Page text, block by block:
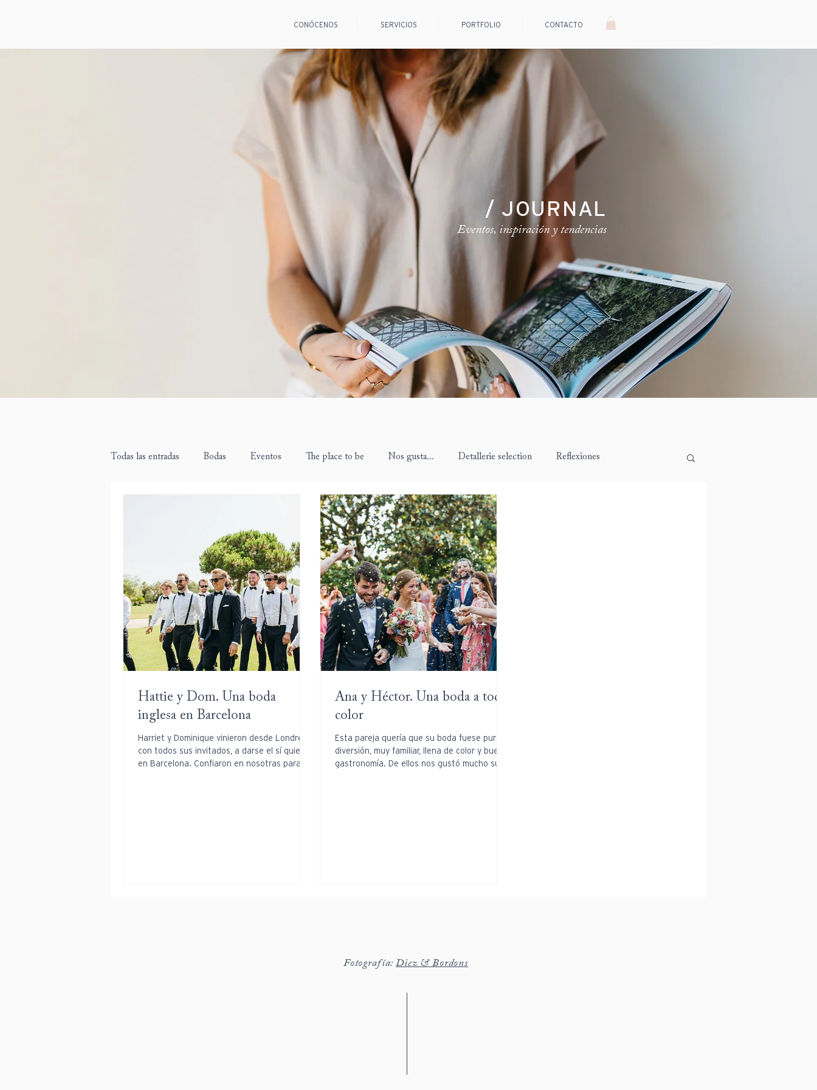
CONÓCENOS SERVICIOS PORTFOLIO CONTACTO
/ JOURNAL
Eventos, inspiración y tendencias
Todas las entradas Bodas Eventos The place to be Nos gusta... Detallerie selection Reflexiones
Hattie y Dom. Una boda
inglesa en Barcelona
Harriet y Dominique vinieron desde Londres,
con todos sus invitados, a darse el sí quiero
en Barcelona. Confiaron en nosotras para...
Ana y Héctor. Una boda a todo
color
Esta pareja quería que su boda fuese pura
diversión, muy familiar, llena de color y buena
gastronomía. De ellos nos gustó mucho su...
Fotografía:Diez & Bordons